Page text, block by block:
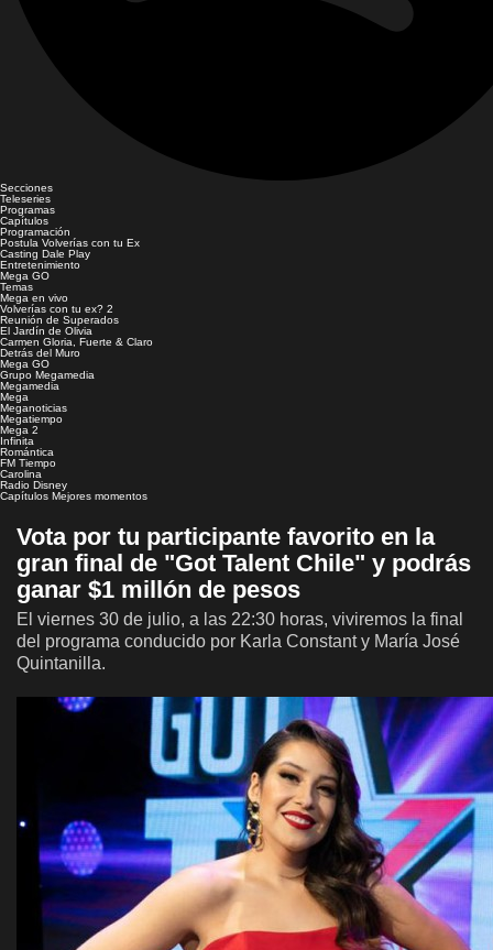
Secciones
Teleseries
Programas
Capítulos
Programación
Postula Volverías con tu Ex
Casting Dale Play
Entretenimiento
Mega GO
Temas
Mega en vivo
Volverías con tu ex? 2
Reunión de Superados
El Jardín de Olivia
Carmen Gloria, Fuerte & Claro
Detrás del Muro
Mega GO
Grupo Megamedia
Megamedia
Mega
Meganoticias
Megatiempo
Mega 2
Infinita
Romántica
FM Tiempo
Carolina
Radio Disney
Capítulos Mejores momentos
Vota por tu participante favorito en la
gran final de "Got Talent Chile" y podrás
ganar $1 millón de pesos
El viernes 30 de julio, a las 22:30 horas, viviremos la final
del programa conducido por Karla Constant y María José
Quintanilla.